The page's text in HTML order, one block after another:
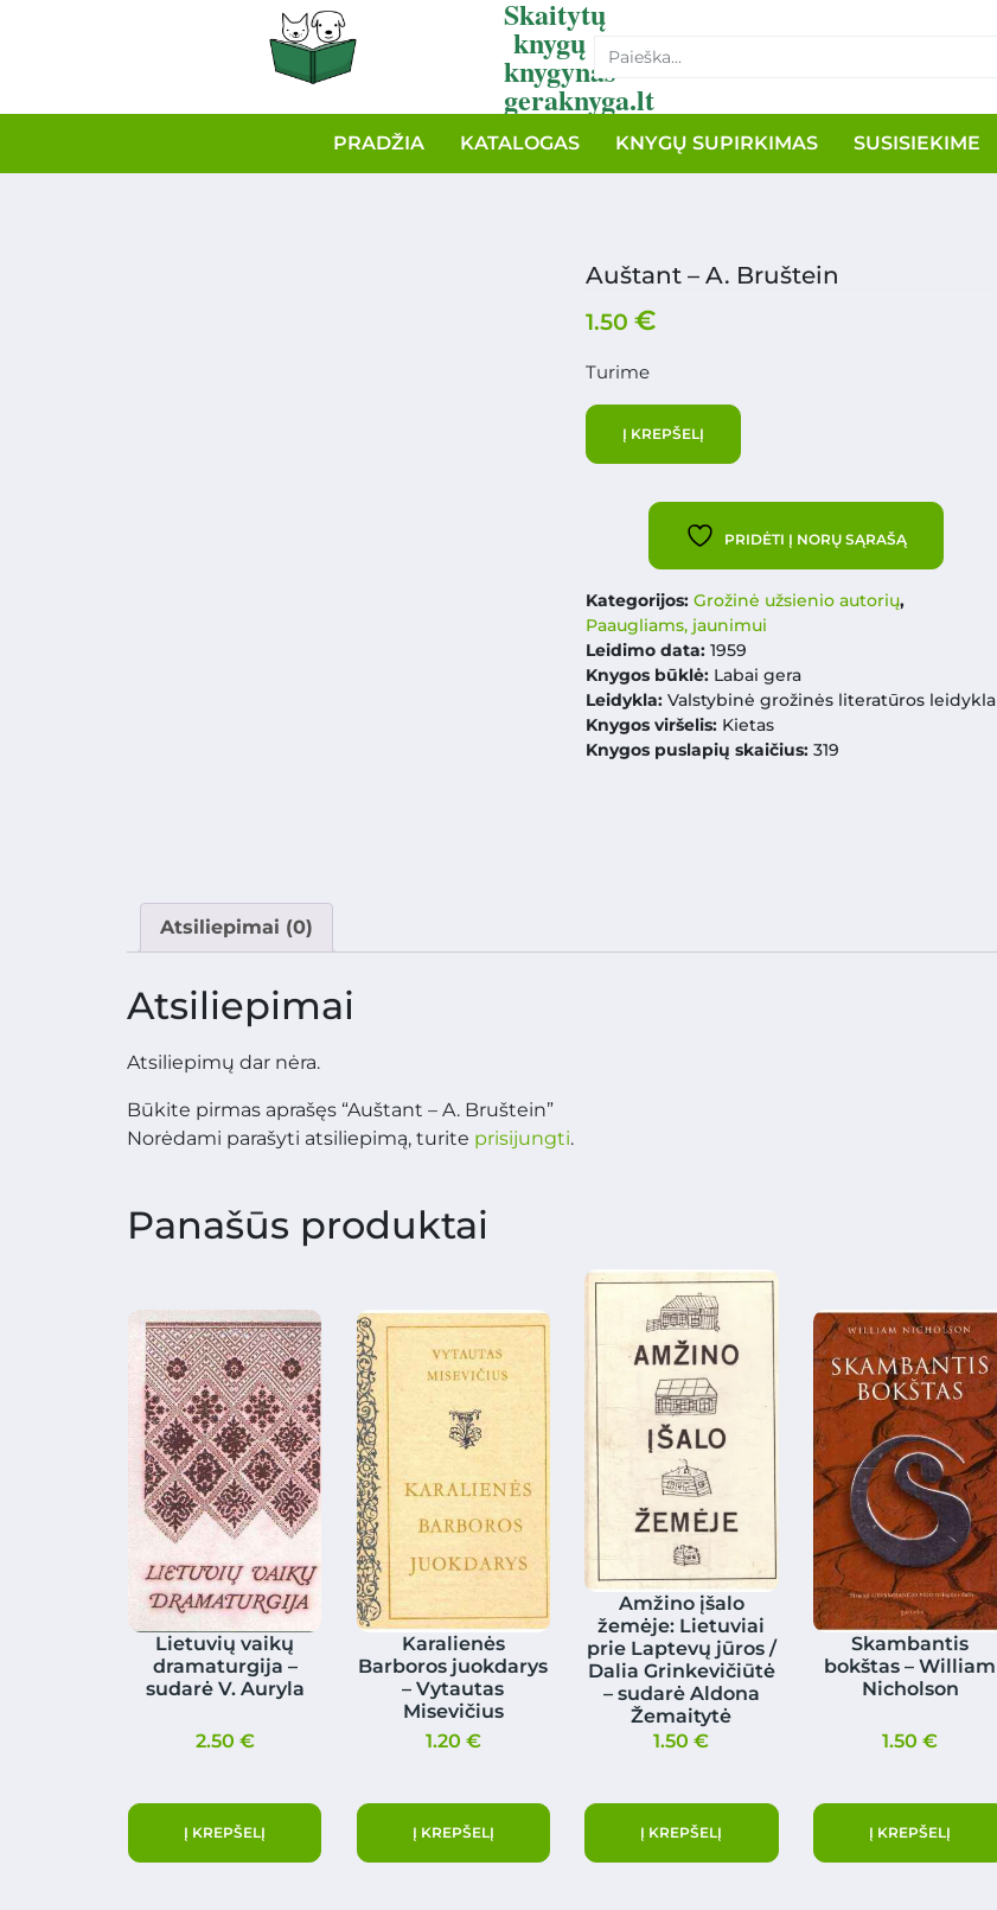
Skaitytų
knygų
knygynas
geraknyga.lt
PRADŽIA KATALOGAS KNYGŲ SUPIRKIMAS SUSISIEKIME
Auštant – A. Bruštein
1.50 €
Turime
Į KREPŠELĮ
PRIDĖTI Į NORŲ SĄRAŠĄ
Kategorijos: Grožinė užsienio autorių,
Paaugliams, jaunimui
Leidimo data:1959
Knygos būklė: Labai gera
Leidykla:Valstybinė grožinės literatūros leidykla
Knygos viršelis: Kietas
Knygos puslapių skaičius: 319
Atsiliepimai (0)
Atsiliepimai
Atsiliepimų dar nėra.
Būkite pirmas aprašęs “Auštant – A. Bruštein”
Norėdami parašyti atsiliepimą, turite prisijungti.
Panašūs produktai
Lietuvių vaikų
dramaturgija –
sudarė V. Auryla
2.50 €
Į KREPŠELĮ
Karalienės
Barboros juokdarys
– Vytautas
Misevičius
1.20 €
Į KREPŠELĮ
Amžino įšalo
žemėje: Lietuviai
prie Laptevų jūros /
Dalia Grinkevičiūtė
– sudarė Aldona
Žemaitytė
1.50€
Į KREPŠELĮ
Skambantis
bokštas – William
Nicholson
1.50€
Į KREPŠELĮ